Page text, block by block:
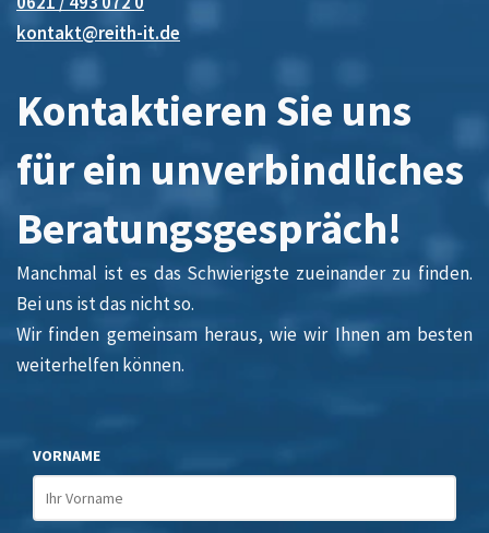
kontakt@reith-it.de
Kontaktieren Sie uns
für ein unverbindliches
Beratungsgespräch!
Manchmal ist es das Schwierigste zueinander zu finden.
Bei uns ist das nicht so.
Wir finden gemeinsam heraus, wie wir Ihnen am besten
weiterhelfen können.
VORNAME